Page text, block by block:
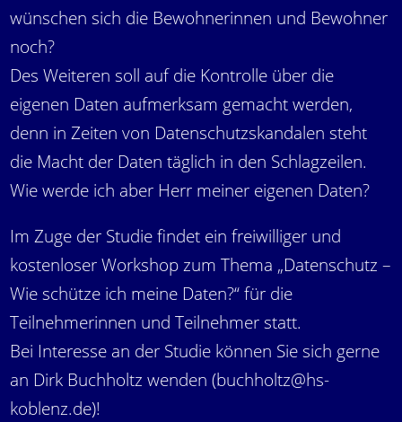
wünschen sich die Bewohnerinnen und Bewohner
noch?
Des Weiteren soll auf die Kontrolle über die
eigenen Daten aufmerksam gemacht werden,
denn in Zeiten von Datenschutzskandalen steht
die Macht der Daten täglich in den Schlagzeilen.
Wie werde ich aber Herr meiner eigenen Daten?
Im Zuge der Studie findet ein freiwilliger und
kostenloser Workshop zum Thema „Datenschutz –
Wie schütze ich meine Daten?“ für die
Teilnehmerinnen und Teilnehmer statt.
Bei Interesse an der Studie können Sie sich gerne
an Dirk Buchholtz wenden (buchholtz@hs-
koblenz.de)!